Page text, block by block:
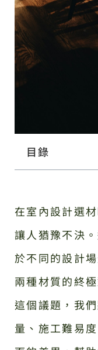
目錄
在室內設計選
讓人猶豫不決
於不同的設計
兩種材質的終
這個議題，我
量、施工難易